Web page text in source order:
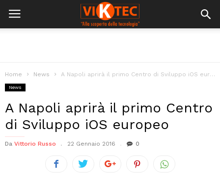
Home News A Napoli aprirà il primo Centro di Sviluppo iOS europeo
News
A Napoli aprirà il primo Centro
di Sviluppo iOS europeo
Da Vittorio Russo 22 Gennaio 2016 0